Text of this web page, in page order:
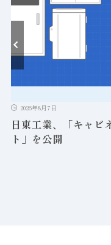
2026年8月7日
日東工業、「キャビ
ト」を公開